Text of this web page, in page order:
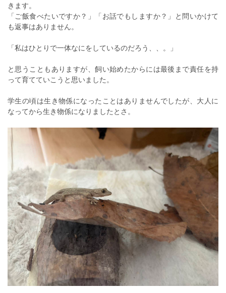
きます。
「ご飯食べたいですか？」「お話でもしますか？」と問いかけて
も返事はありません。
「私はひとりで一体なにをしているのだろう、、。」
と思うこともありますが、飼い始めたからには最後まで責任を持
って育てていこうと思いました。
学生の頃は生き物係になったことはありませんでしたが、大人に
なってから生き物係になりましたとさ。